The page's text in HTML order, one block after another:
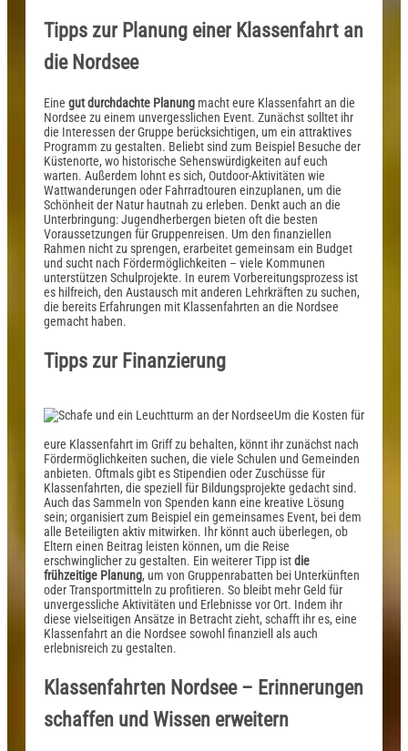
Tipps zur Planung einer Klassenfahrt an
die Nordsee
Eine gut durchdachte Planung macht eure Klassenfahrt an die
Nordsee zu einem unvergesslichen Event. Zunächst solltet ihr
die Interessen der Gruppe berücksichtigen, um ein attraktives
Programm zu gestalten. Beliebt sind zum Beispiel Besuche der
Küstenorte, wo historische Sehenswürdigkeiten auf euch
warten. Außerdem lohnt es sich, Outdoor-Aktivitäten wie
Wattwanderungen oder Fahrradtouren einzuplanen, um die
Schönheit der Natur hautnah zu erleben. Denkt auch an die
Unterbringung: Jugendherbergen bieten oft die besten
Voraussetzungen für Gruppenreisen. Um den finanziellen
Rahmen nicht zu sprengen, erarbeitet gemeinsam ein Budget
und sucht nach Fördermöglichkeiten – viele Kommunen
unterstützen Schulprojekte. In eurem Vorbereitungsprozess ist
es hilfreich, den Austausch mit anderen Lehrkräften zu suchen,
die bereits Erfahrungen mit Klassenfahrten an die Nordsee
gemacht haben.
Tipps zur Finanzierung
Um die Kosten für
eure Klassenfahrt im Griff zu behalten, könnt ihr zunächst nach
Fördermöglichkeiten suchen, die viele Schulen und Gemeinden
anbieten. Oftmals gibt es Stipendien oder Zuschüsse für
Klassenfahrten, die speziell für Bildungsprojekte gedacht sind.
Auch das Sammeln von Spenden kann eine kreative Lösung
sein; organisiert zum Beispiel ein gemeinsames Event, bei dem
alle Beteiligten aktiv mitwirken. Ihr könnt auch überlegen, ob
Eltern einen Beitrag leisten können, um die Reise
erschwinglicher zu gestalten. Ein weiterer Tipp istdie
frühzeitige Planung, um von Gruppenrabatten bei Unterkünften
oder Transportmitteln zu profitieren. So bleibt mehr Geld für
unvergessliche Aktivitäten und Erlebnisse vor Ort. Indem ihr
diese vielseitigen Ansätze in Betracht zieht, schafft ihr es, eine
Klassenfahrt an die Nordsee sowohl finanziell als auch
erlebnisreich zu gestalten.
Klassenfahrten Nordsee – Erinnerungen
schaffen und Wissen erweitern